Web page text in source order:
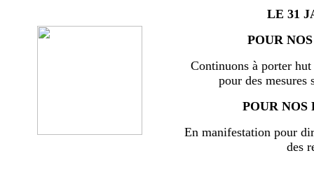
LE 31
POUR
Continuons à porter
pour des mesures
POUR NOS
En manifestation pour
des